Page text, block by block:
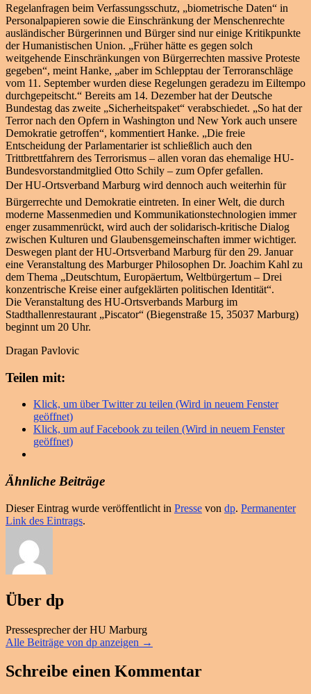
Regelanfragen beim Verfassungsschutz, „biometrische Daten“ in
Personalpapieren sowie die Einschränkung der Menschenrechte
ausländischer Bürgerinnen und Bürger sind nur einige Kritikpunkte
der Humanistischen Union. „Früher hätte es gegen solch
weitgehende Einschränkungen von Bürgerrechten massive Proteste
gegeben“, meint Hanke, „aber im Schlepptau der Terroranschläge
vom 11. September wurden diese Regelungen geradezu im Eiltempo
durchgepeitscht.“ Bereits am 14. Dezember hat der Deutsche
Bundestag das zweite „Sicherheitspaket“ verabschiedet. „So hat der
Terror nach den Opfern in Washington und New York auch unsere
Demokratie getroffen“, kommentiert Hanke. „Die freie
Entscheidung der Parlamentarier ist schließlich auch den
Trittbrettfahrern des Terrorismus – allen voran das ehemalige HU-
Bundesvorstandmitglied Otto Schily – zum Opfer gefallen.
Der HU-Ortsverband Marburg wird dennoch auch weiterhin für
Bürgerrechte und Demokratie eintreten. In einer Welt, die durch
moderne Massenmedien und Kommunikationstechnologien immer
enger zusammenrückt, wird auch der solidarisch-kritische Dialog
zwischen Kulturen und Glaubensgemeinschaften immer wichtiger.
Deswegen plant der HU-Ortsverband Marburg für den 29. Januar
eine Veranstaltung des Marburger Philosophen Dr. Joachim Kahl zu
dem Thema „Deutschtum, Europäertum, Weltbürgertum – Drei
konzentrische Kreise einer aufgeklärten politischen Identität“.
Die Veranstaltung des HU-Ortsverbands Marburg im
Stadthallenrestaurant „Piscator“ (Biegenstraße 15, 35037 Marburg)
beginnt um 20 Uhr.
Dragan Pavlovic
Teilen mit:
Klick, um über Twitter zu teilen (Wird in neuem Fenster
geöffnet)
Klick, um auf Facebook zu teilen (Wird in neuem Fenster
geöffnet)
Ähnliche Beiträge
Dieser Eintrag wurde veröffentlicht in Presse von dp. Permanenter
Link des Eintrags.
Über dp
Pressesprecher der HU Marburg
Alle Beiträge von dp anzeigen →
Schreibe einen Kommentar